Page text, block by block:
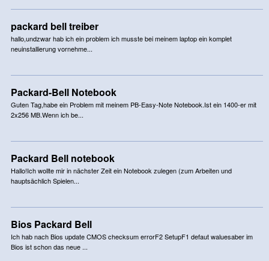
packard bell treiber
hallo,undzwar hab ich ein problem ich musste bei meinem laptop ein komplet
neuinstallierung vornehme...
Packard-Bell Notebook
Guten Tag,habe ein Problem mit meinem PB-Easy-Note Notebook.Ist ein 1400-er mit
2x256 MB.Wenn ich be...
Packard Bell notebook
Hallo!Ich wollte mir in nächster Zeit ein Notebook zulegen (zum Arbeiten und
hauptsächlich Spielen...
Bios Packard Bell
Ich hab nach Bios update CMOS checksum errorF2 SetupF1 defaut waluesaber im
Bios ist schon das neue ...